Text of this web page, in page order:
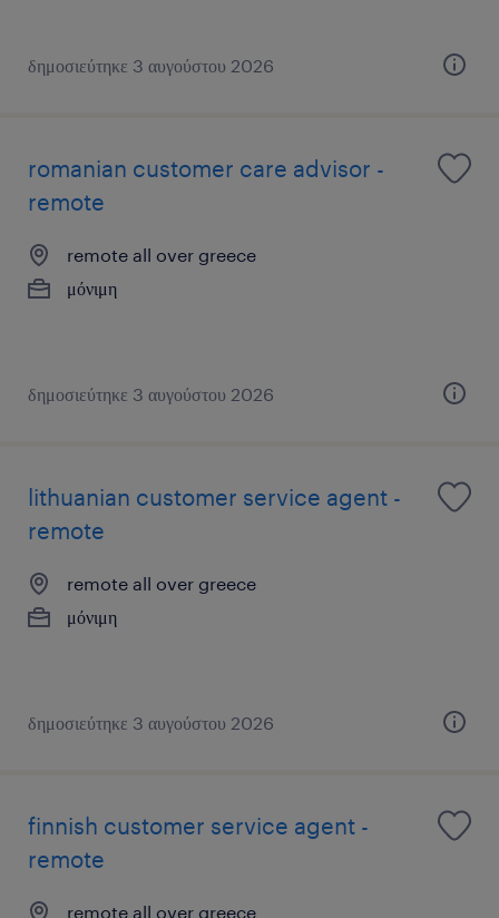
δημοσιεύτηκε 3 αυγούστου 2026
romanian customer care advisor -
remote
remote all over greece
μόνιμη
δημοσιεύτηκε 3 αυγούστου 2026
lithuanian customer service agent -
remote
remote all over greece
μόνιμη
δημοσιεύτηκε 3 αυγούστου 2026
finnish customer service agent -
remote
remote all over greece